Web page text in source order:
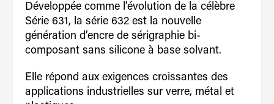
Développée comme l’évolution de la célèbre
Série 631, la série 632 est la nouvelle
génération d’encre de sérigraphie bi-
composant sans silicone à base solvant.
Elle répond aux exigences croissantes des
applications industrielles sur verre, métal et